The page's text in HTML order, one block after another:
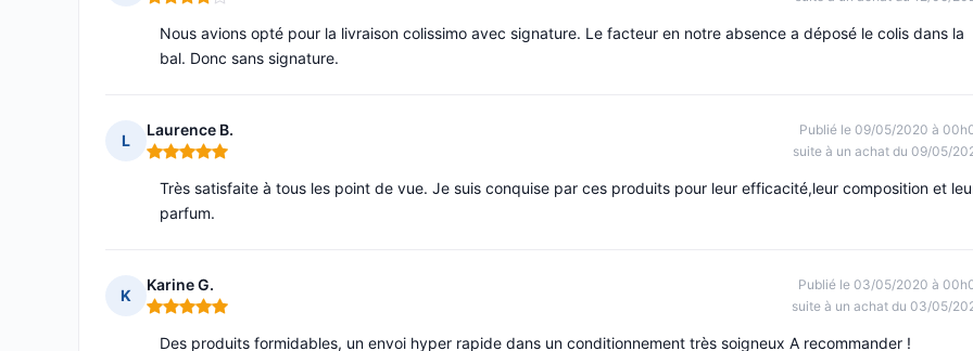
Note : 4 sur 5
Nous avions opté pour la livraison colissimo avec signature. Le facteur en notre absence a déposé le colis dans la
bal. Donc sans signature.
L
Laurence B.
Note : 5 sur 5
Publié le 09/05/2020 à
suite à un achat du 09/05/
Très satisfaite à tous les point de vue. Je suis conquise par ces produits pour leur efficacité,leur composition et
parfum.
K
Karine G.
Note : 5 sur 5
Publié le 03/05/2020 à
suite à un achat du 03/05/
Des produits formidables, un envoi hyper rapide dans un conditionnement très soigneux A recommander !